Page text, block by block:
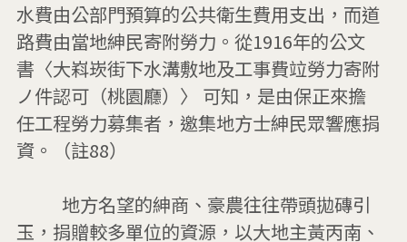
水費由公部門預算的公共衛生費用支出，而道
路費由當地紳民寄附勞力。從1916年的公文
書〈大嵙崁街下水溝敷地及工事費竝勞力寄附
ノ件認可（桃園廳）〉 可知，是由保正來擔
任工程勞力募集者，邀集地方士紳民眾響應捐
資。（註88）
玉，捐贈較多單位的資源，以大地主黃丙南、